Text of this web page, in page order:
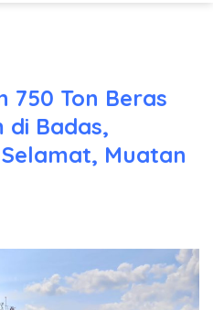
750 Ton Beras
di Badas,
Muatan